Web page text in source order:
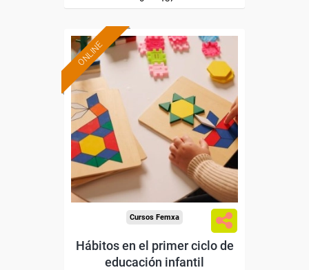
ONLINE
Formación 100%
subvencionada.
Para desempleados,
trabajadores y autónomos.
Sector
-Educación.
Cursos Femxa
Hábitos en el primer ciclo de
educación infantil